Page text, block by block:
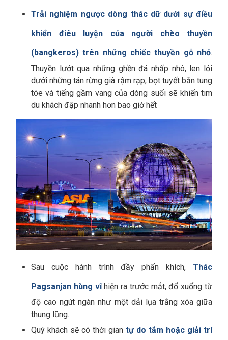
Trải nghiệm ngược dòng thác dữ dưới sự điều
khiển điêu luyện của người chèo thuyền
(bangkeros) trên những chiếc thuyền gỗ nhỏ.
Thuyền lướt qua những ghền đá nhấp nhô, len lỏi
dưới những tán rừng già rậm rạp, bọt tuyết bắn tung
tóe và tiếng gầm vang của dòng suối sẽ khiến tim
du khách đập nhanh hơn bao giờ hết
Sau cuộc hành trình đầy phấn khích, Thác
Pagsanjan hùng vĩhiện ra trước mắt, đổ xuống từ
độ cao ngút ngàn như một dải lụa trắng xóa giữa
thung lũng.
Quý khách sẽ có thời gian tự do tắm hoặc giải trí